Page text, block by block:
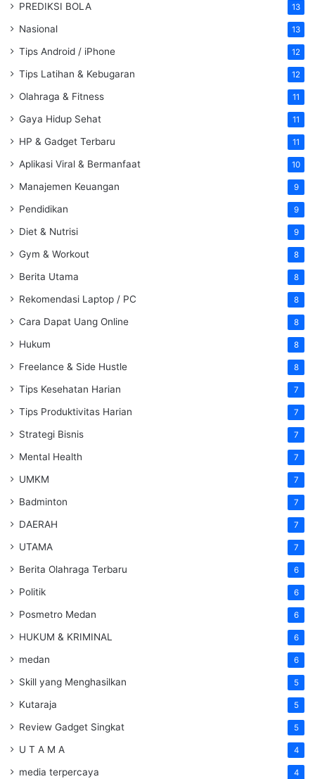
PREDIKSI BOLA 13
Nasional 13
Tips Android / iPhone 12
Tips Latihan & Kebugaran 12
Olahraga & Fitness 11
Gaya Hidup Sehat 11
HP & Gadget Terbaru 11
Aplikasi Viral & Bermanfaat 10
Manajemen Keuangan 9
Pendidikan 9
Diet & Nutrisi 9
Gym & Workout 8
Berita Utama 8
Rekomendasi Laptop / PC 8
Cara Dapat Uang Online 8
Hukum 8
Freelance & Side Hustle 8
Tips Kesehatan Harian 7
Tips Produktivitas Harian 7
Strategi Bisnis 7
Mental Health 7
UMKM 7
Badminton 7
DAERAH 7
UTAMA 7
Berita Olahraga Terbaru 6
Politik 6
Posmetro Medan 6
HUKUM & KRIMINAL 6
medan 6
Skill yang Menghasilkan 5
Kutaraja 5
Review Gadget Singkat 5
U T A M A 4
media terpercaya 4